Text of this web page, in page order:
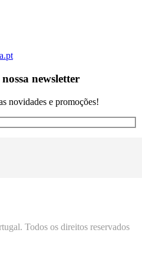
newsletter
novidades e promoções!
Todos os direitos reservados